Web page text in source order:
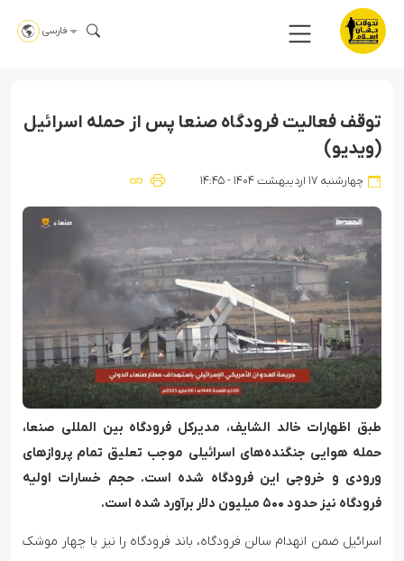
فارسی
توقف فعالیت فرودگاه صنعا پس از حمله اسرائیل
(ویدیو)
چهارشنبه ۱۷ اردیبهشت ۱۴۰۴ - ۱۴:۴۵
طبق اظهارات خالد الشایف، مدیرکل فرودگاه بین المللی صنعا،
حمله هوایی جنگنده‌های اسرائیلی موجب تعلیق تمام پروازهای
ورودی و خروجی این فرودگاه شده است. حجم خسارات اولیه
فرودگاه نیز حدود ۵۰۰ میلیون دلار برآورد شده است.
اسرائیل ضمن انهدام سالن فرودگاه، باند فرودگاه را نیز با چهار موشک